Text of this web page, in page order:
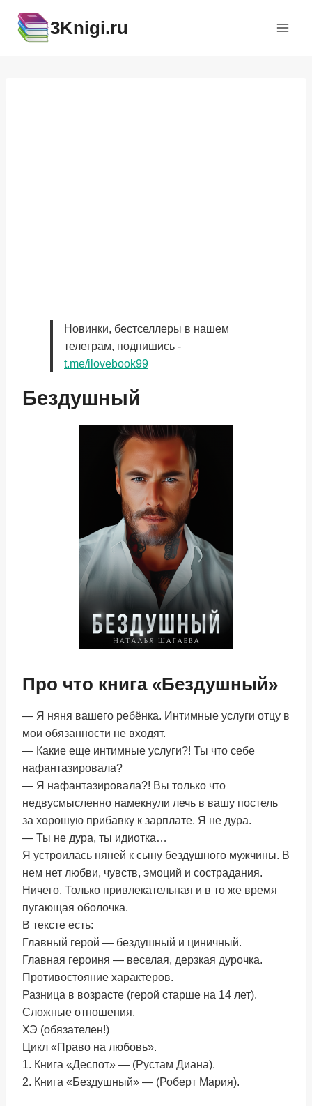
содержимому
3Knigi.ru
Новинки, бестселлеры в нашем
телеграм, подпишись -
t.me/ilovebook99
Бездушный
Про что книга «Бездушный»
— Я няня вашего ребёнка. Интимные услуги отцу в
мои обязанности не входят.
— Какие еще интимные услуги?! Ты что себе
нафантазировала?
— Я нафантазировала?! Вы только что
недвусмысленно намекнули лечь в вашу постель
за хорошую прибавку к зарплате. Я не дура.
— Ты не дура, ты идиотка…
Я устроилась няней к сыну бездушного мужчины. В
нем нет любви, чувств, эмоций и сострадания.
Ничего. Только привлекательная и в то же время
пугающая оболочка.
В тексте есть:
Главный герой — бездушный и циничный.
Главная героиня — веселая, дерзкая дурочка.
Противостояние характеров.
Разница в возрасте (герой старше на 14 лет).
Сложные отношения.
ХЭ (обязателен!)
Цикл «Право на любовь».
1. Книга «Деспот» — (Рустам Диана).
2. Книга «Бездушный» — (Роберт Мария).